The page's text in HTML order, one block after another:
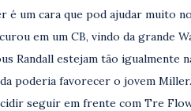
um cara que pod ajudar muito
em um CB, vindo da grande
Randall estejam tão igualmente
poderia favorecer o jovem
seguir em frente com Tre